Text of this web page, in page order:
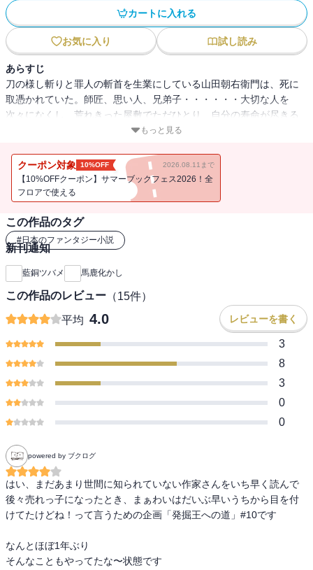
カートに入れる
お気に入り 試し読み
あらすじ
刀の様し斬りと罪人の斬首を生業にしている山田朝右衛門は、死に
取憑かれていた。師匠、思い人、兄弟子・・・・・・大切な人を
次々になくし、荒れきった屋敷でただひとり、自分の寿命が尽きる
のを待ち、お役目だけの日々。そんな無聊の中、あり得ないこと
軽に逃げ去ったその男は不老不死で、斬られた首さえ再生させるこ
とができるという。しかも、余人からは記憶に残らない顔に見える
反面、朝右衛門からは半獣に見えていた。屋敷に転がり込んできた
明の子孫、沖田総司、土方歳三、吉田松陰など幕末の激動を生きる
ものたちとの交流、死神との対決の末、朝右衛門がつかんだものと
は――。幕末怪異ファンタジー。
【著者プロフィール】らんどう・つばめ 1995年生まれ。徳島大学総
合科学部人間文化学科卒業。2020年、「めめ」でゲンロンＳＦ新人
賞優秀賞受賞。2021年、『鯉姫婚姻譚』で日本ファンタジーノベル
大賞2021大賞を受賞し、デビュー。本作が二作目となる。
もっと見る
クーポン対象 10%OFF 2026.08.11まで
【10%OFFクーポン】サマーブックフェス2026！全
フロアで使える
この作品のタグ
#日本のファンタジー小説
新刊通知
藍銅ツバメ 馬鹿化かし
この作品のレビュー （15件）
平均 4.0 レビューを書く
3
8
3
0
0
powered by ブクログ
はい、まだあまり世間に知られていない作家さんをいち早く読んで
後々売れっ子になったとき、まぁわいはだいぶ早いうちから目を付
けてたけどね！って言うための企画「発掘王への道」#10です
なんとほぼ1年ぶり
そんなこともやってたな〜状態です